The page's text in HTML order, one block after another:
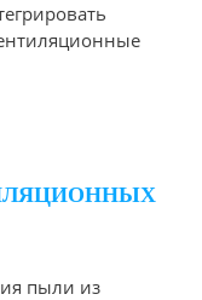
пыли из